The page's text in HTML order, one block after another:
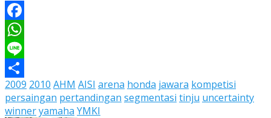
Facebook
WhatsApp
Line
Share
2009 2010 AHM AISI arena honda jawara kompetisi
persaingan pertandingan segmentasi tinju uncertainty
winneryamaha YMKI